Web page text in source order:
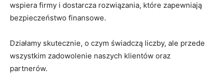
wspiera firmy i dostarcza rozwiązania, które zapewniają
bezpieczeństwo finansowe.
Działamy skutecznie, o czym świadczą liczby, ale przede
wszystkim zadowolenie naszych klientów oraz
partnerów.